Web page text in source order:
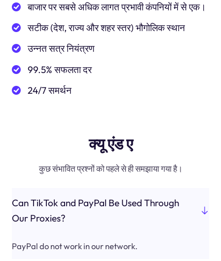
बाजार पर सबसे अधिक लागत प्रभावी कंपनियों में से एक।
सटीक (देश, राज्य और शहर स्तर) भौगोलिक स्थान
उन्नत सत्र नियंत्रण
99.5% सफलता दर
24/7 समर्थन
क्यू एंड ए
कुछ संभावित प्रश्नों को पहले से ही समझाया गया है।
Can TikTok and PayPal Be Used Through
Our Proxies?
PayPal do not work in our network.